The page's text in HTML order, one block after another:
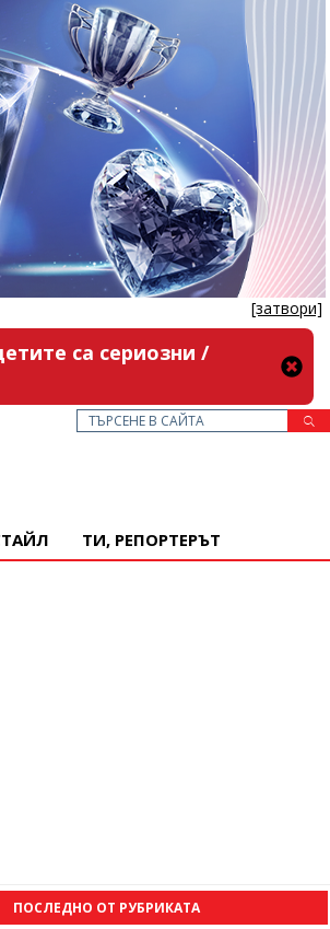
[затвори]
са сериозни /
ТИ, РЕПОРТЕРЪТ
ПОСЛЕДНО ОТ РУБРИКАТА